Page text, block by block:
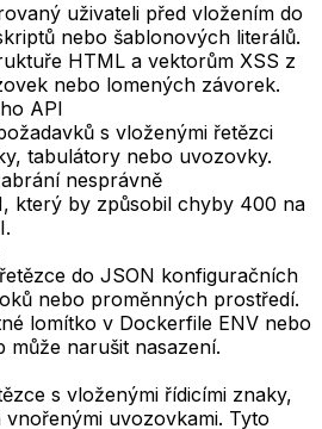
uživateli před vložením do
nebo šablonových literálů.
HTML a vektorům XSS z
nebo lomených závorek.
API
s vloženými řetězci
tabulátory nebo uvozovky.
nesprávně
který by způsobil chyby 400 na
do JSON konfiguračních
nebo proměnných prostředí.
lomítko v Dockerfile ENV nebo
může narušit nasazení.
s vloženými řídicími znaky,
vnořenými uvozovkami. Tyto